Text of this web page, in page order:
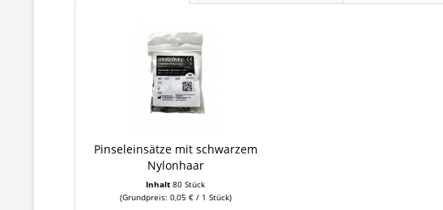
Pinseleinsätze mit schwarzem
Nylonhaar
Inhalt80 Stück
(Grundpreis: 0,05 € / 1 Stück)